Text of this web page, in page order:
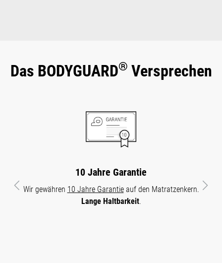
Das BODYGUARD® Versprechen
10 Jahre Garantie
Wir gewähren 10 Jahre Garantieauf den Matratzenkern.
Lange Haltbarkeit.
Vorheriges